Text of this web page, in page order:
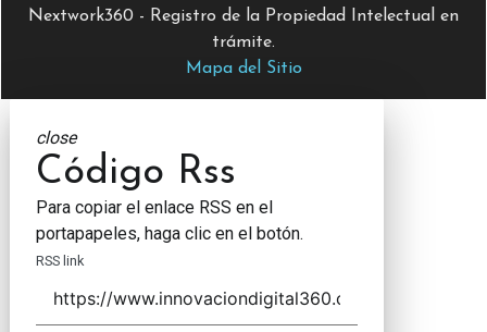
Nextwork360 - Registro de la Propiedad Intelectual en
trámite.
Mapa del Sitio
close
Código Rss
Para copiar el enlace RSS en el
portapapeles, haga clic en el botón.
RSS link